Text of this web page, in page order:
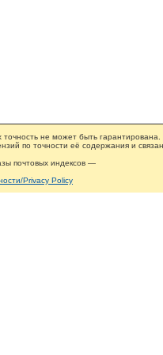
не может быть гарантирована.
по точности её содержания и
почтовых индексов —
Privacy Policy